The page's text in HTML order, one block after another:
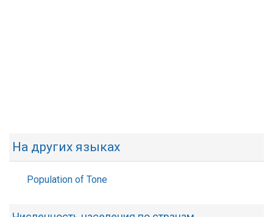
На других языках
Population of Tone